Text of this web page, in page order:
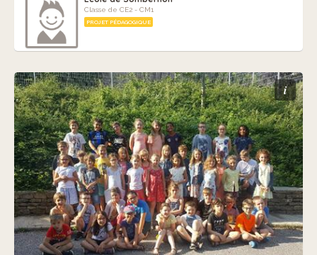
Classe de CE2 - CM1
PROJET PÉDAGOGIQUE
i